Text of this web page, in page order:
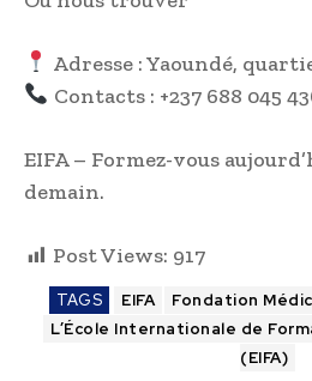
Adresse : Yaoundé,
Contacts : +237 688 045
EIFA – Formez-vous
demain.
Post Views: 917
TAGS EIFA
Fondation
L’École Internationale de
(EIFA)